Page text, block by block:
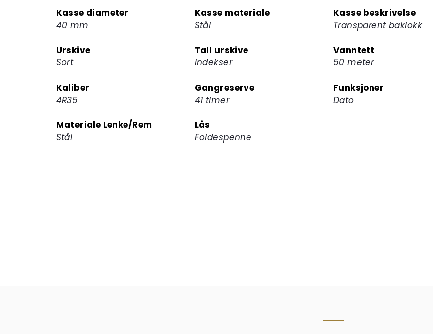
Kasse diameter
40 mm
Kasse materiale
Stål
Kasse beskrivelse
Transparent baklokk
Urskive
Sort
Tall urskive
Indekser
Vanntett
50 meter
Kaliber
4R35
Gangreserve
41 timer
Funksjoner
Dato
Materiale Lenke/Rem
Stål
Lås
Foldespenne